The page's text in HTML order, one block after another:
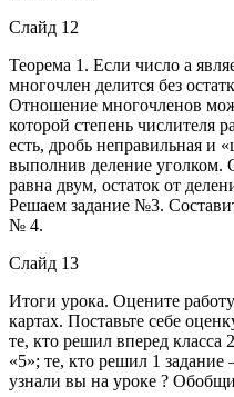
Слайд 12
Теорема 1. Если число а
многочлен делится без
Отношение многочленов
которой степень числителя
есть, дробь неправильная и
выполнив деление уголком.
равна двум, остаток от
Решаем задание №3.
№ 4.
Слайд 13
Итоги урока. Оцените
картах. Поставьте себе
те, кто решил вперед класса
«5»; те, кто решил 1
узнали вы на уроке ?